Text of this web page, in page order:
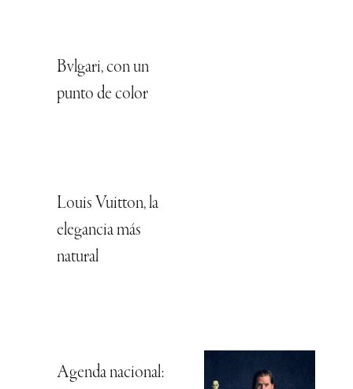
Bvlgari, con un
punto de color
Louis Vuitton, la
elegancia más
natural
Agenda nacional: